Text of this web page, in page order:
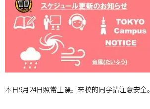
本日9月24日照常上课。来校的同学请注意安全。